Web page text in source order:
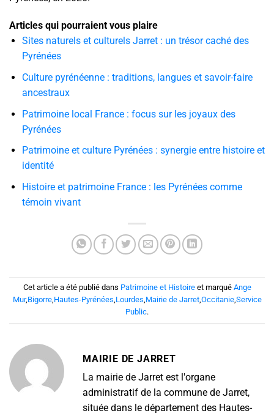
Articles qui pourraient vous plaire
Sites naturels et culturels Jarret : un trésor caché des
Pyrénées
Culture pyrénéenne : traditions, langues et savoir-faire
ancestraux
Patrimoine local France : focus sur les joyaux des
Pyrénées
Patrimoine et culture Pyrénées : synergie entre histoire et
identité
Histoire et patrimoine France : les Pyrénées comme
témoin vivant
Cet article a été publié dans Patrimoine et Histoireet marqué Ange
Mur,Bigorre,Hautes-Pyrénées,Lourdes,Mairie de Jarret,Occitanie,Service
Public.
MAIRIE DE JARRET
La mairie de Jarret est l'organe
administratif de la commune de Jarret,
située dans le département des Hautes-